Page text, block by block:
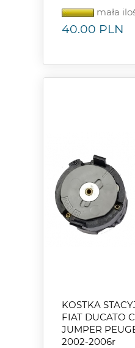
mała
40.00 PLN
KOSTKA
FIAT DUCATO
JUMPER
2002-2006r